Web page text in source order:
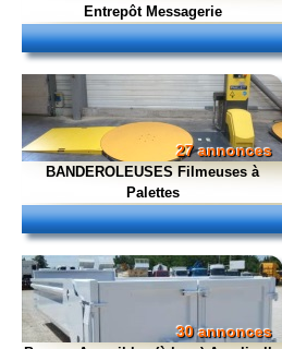
Entrepôt Messagerie
27 annonces
BANDEROLEUSES Filmeuses à
Palettes
30 annonces